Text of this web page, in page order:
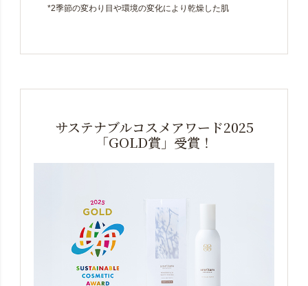
*2季節の変わり目や環境の変化により乾燥した肌
サステナブルコスメアワード2025
「GOLD賞」受賞！